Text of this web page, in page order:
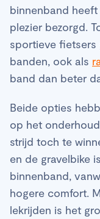
binnenband
plezier bezorgd.
sportieve fietsers
banden, ook als
band dan beter
Beide opties
op het
strijd toch te
en de gravelbike
binnenband,
hogere comfort.
lekrijden is het